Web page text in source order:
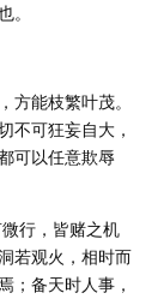
能枝繁叶茂。
不可狂妄自大，
可以任意欺辱
行，皆赌之机
若观火，相时而
；备天时人事，